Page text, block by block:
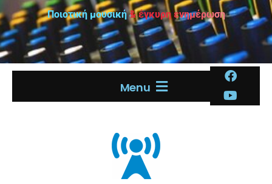
Ποιοτική μουσική & έγκυρη ενημέρωση
Menu